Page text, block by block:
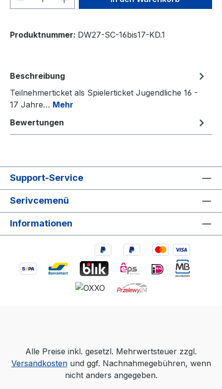
Produktnummer: DW27-SC-16bis17-KD.1
Beschreibung
Teilnehmerticket als Spielerticket Jugendliche 16 -
17 Jahre… Mehr
Bewertungen
Support-Service
Serivcemenü
Informationen
Alle Preise inkl. gesetzl. Mehrwertsteuer zzgl.
Versandkostenund ggf. Nachnahmegebühren, wenn
nicht anders angegeben.